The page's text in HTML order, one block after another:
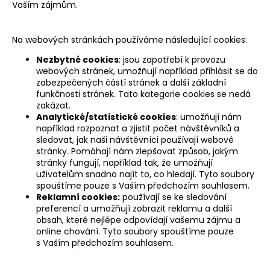
Vaším zájmům.
Na webových stránkách používáme následující cookies:
Nezbytné cookies: jsou zapotřebí k provozu
webových stránek, umožňují například přihlásit se do
zabezpečených částí stránek a další základní
funkčnosti stránek. Tato kategorie cookies se nedá
zakázat.
Analytické/statistické cookies: umožňují nám
například rozpoznat a zjistit počet návštěvníků a
sledovat, jak naši návštěvníci používají webové
stránky. Pomáhají nám zlepšovat způsob, jakým
stránky fungují, například tak, že umožňují
uživatelům snadno najít to, co hledají. Tyto soubory
spouštíme pouze s Vaším předchozím souhlasem.
Reklamní cookies: používají se ke sledování
preferencí a umožňují zobrazit reklamu a další
obsah, které nejlépe odpovídají vašemu zájmu a
online chování. Tyto soubory spouštíme pouze
s Vaším předchozím souhlasem.